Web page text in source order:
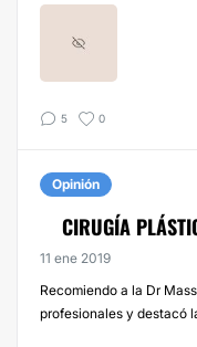
5 0
Opinión
CIRUGÍA
11 ene 2019
Recomiendo a la Dr
profesionales y destacó